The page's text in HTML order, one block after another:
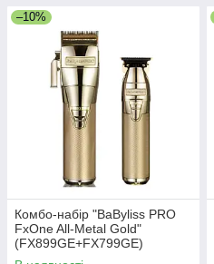
–10%
Комбо-набір "BaByliss PRO
FxOne All-Metal Gold"
(FX899GE+FX799GE)